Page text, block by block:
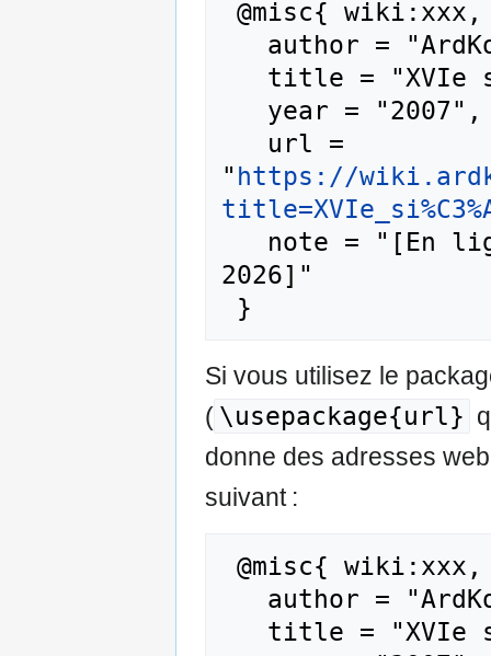
" https://
2026]"
Si vous utilisez le
( \usepackage{url}
donne des adresses
suivant :